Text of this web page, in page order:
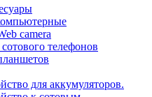
camera
телефонов
для аккумуляторов.